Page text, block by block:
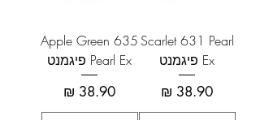
Scarlet 631 Pearl
Ex פיגמנט
מחיר
Apple Green 635
Pearl Ex פיגמנט
מחיר